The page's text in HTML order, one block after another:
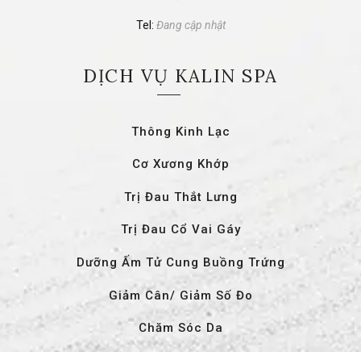
Tel: Đang cập nhật
DỊCH VỤ KALIN SPA
Thông Kinh Lạc
Cơ Xương Khớp
Trị Đau Thắt Lưng
Trị Đau Cổ Vai Gáy
Dưỡng Ấm Tử Cung Buồng Trứng
Giảm Cân/ Giảm Số Đo
Chăm Sóc Da